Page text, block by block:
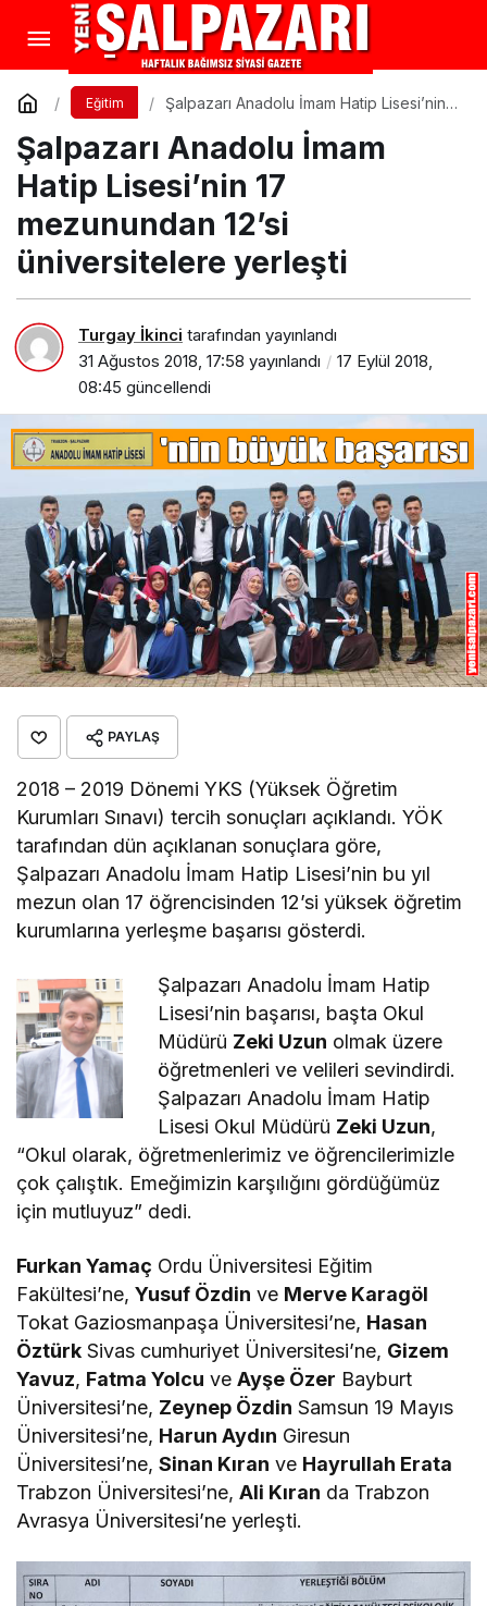
Eğitim
Şalpazarı Anadolu İmam Hatip Lisesi’nin
yerleşti
Şalpazarı Anadolu İmam
Hatip Lisesi’nin 17
mezunundan 12’si
üniversitelere yerleşti
Turgay İkinci tarafından yayınlandı
31 Ağustos 2018, 17:58 yayınlandı
17 Eylül 2018,
08:45 güncellendi
PAYLAŞ
2018 – 2019 Dönemi YKS (Yüksek Öğretim
Kurumları Sınavı) tercih sonuçları açıklandı. YÖK
tarafından dün açıklanan sonuçlara göre,
Şalpazarı Anadolu İmam Hatip Lisesi’nin bu yıl
mezun olan 17 öğrencisinden 12’si yüksek öğretim
kurumlarına yerleşme başarısı gösterdi.
Şalpazarı Anadolu İmam Hatip
Lisesi’nin başarısı, başta Okul
Müdürü Zeki Uzun olmak üzere
öğretmenleri ve velileri sevindirdi.
Şalpazarı Anadolu İmam Hatip
Lisesi Okul Müdürü Zeki Uzun,
“Okul olarak, öğretmenlerimiz ve öğrencilerimizle
çok çalıştık. Emeğimizin karşılığını gördüğümüz
için mutluyuz” dedi.
Furkan Yamaç Ordu Üniversitesi Eğitim
Fakültesi’ne,Yusuf Özdin ve Merve Karagöl
Tokat Gaziosmanpaşa Üniversitesi’ne, Hasan
Öztürk Sivas cumhuriyet Üniversitesi’ne, Gizem
Yavuz, Fatma Yolcu veAyşe Özer Bayburt
Üniversitesi’ne, Zeynep Özdin Samsun 19 Mayıs
Üniversitesi’ne, Harun Aydın Giresun
Üniversitesi’ne,Sinan Kıran ve Hayrullah Erata
Trabzon Üniversitesi’ne,Ali Kıran da Trabzon
Avrasya Üniversitesi’ne yerleşti.